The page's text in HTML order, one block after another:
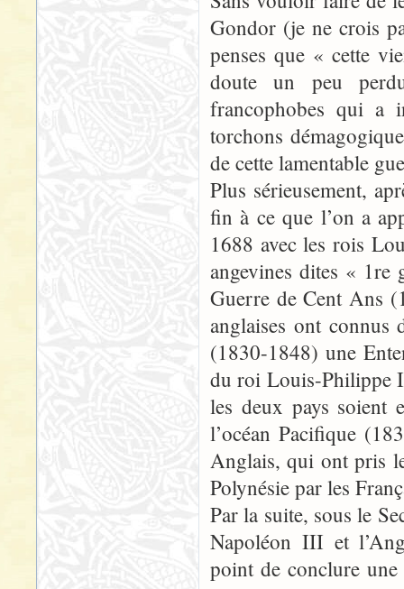
Gondor (je ne crois
penses que « cette
doute un peu
francophobes qui a
torchons
de cette lamentable
Plus sérieusement,
fin à ce que l’on a
1688 avec les rois
angevines dites «
Guerre de Cent Ans
anglaises ont connus
(1830-1848) une
du roi Louis-Philippe
les deux pays soient
l’océan Pacifique
Anglais, qui ont pris
Polynésie par les
Par la suite, sous le
Napoléon III et
point de conclure une